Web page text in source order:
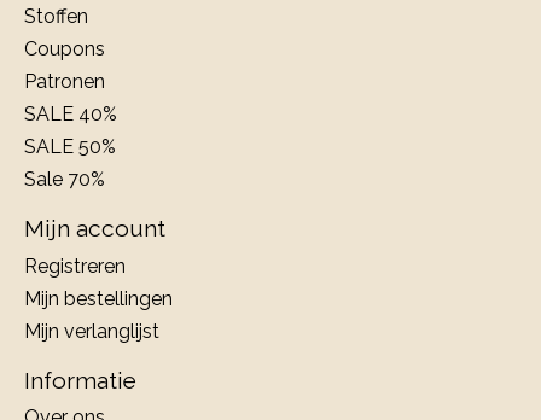
Stoffen
Coupons
Patronen
SALE 40%
SALE 50%
Sale 70%
Mijn account
Registreren
Mijn bestellingen
Mijn verlanglijst
Informatie